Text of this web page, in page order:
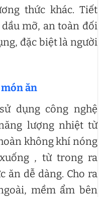
thức khác. Tiết
mỡ, an toàn đối
đặc biệt là người
ăn
dụng công nghệ
lượng nhiệt từ
không khí nóng
, từ trong ra
ăn dễ dàng. Cho ra
mềm ẩm bên